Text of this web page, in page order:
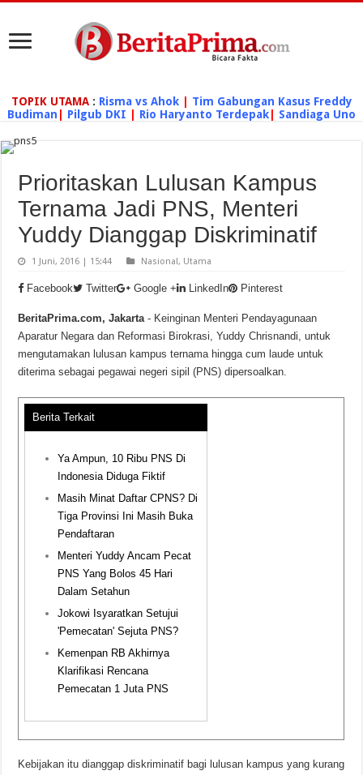
TOPIK UTAMA: Risma vs Ahok
Tim Gabungan Kasus Freddy
Budiman
Pilgub DKI Rio Haryanto Terdepak Sandiaga Uno
Prioritaskan Lulusan Kampus
Ternama Jadi PNS, Menteri
Yuddy Dianggap Diskriminatif
1 Juni, 2016 | 15:44 Nasional, Utama
Facebook Twitter Google + LinkedIn Pinterest
BeritaPrima.com, Jakarta - Keinginan Menteri Pendayagunaan
Aparatur Negara dan Reformasi Birokrasi, Yuddy Chrisnandi, untuk
mengutamakan lulusan kampus ternama hingga cum laude untuk
diterima sebagai pegawai negeri sipil (PNS) dipersoalkan.
Berita Terkait
Ya Ampun, 10 Ribu PNS Di
Indonesia Diduga Fiktif
Masih Minat Daftar CPNS? Di
Tiga Provinsi Ini Masih Buka
Pendaftaran
Menteri Yuddy Ancam Pecat
PNS Yang Bolos 45 Hari
Dalam Setahun
Jokowi Isyaratkan Setujui
'Pemecatan' Sejuta PNS?
Kemenpan RB Akhirnya
Klarifikasi Rencana
Pemecatan 1 Juta PNS
Kebijakan itu dianggap diskriminatif bagi lulusan kampus yang kurang